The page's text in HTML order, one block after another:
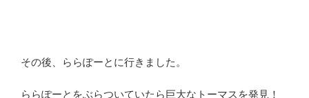
その後、ららぽーとに行きました。
ららぽーとをぶらついていたら巨大なトーマスを発見！